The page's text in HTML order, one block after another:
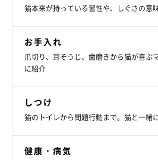
猫本来が持っている習性や、しぐさの意
お手入れ
爪切り、耳そうじ、歯磨きから猫が喜ぶ
に紹介
しつけ
猫のトイレから問題行動まで。猫と一緒
健康・病気